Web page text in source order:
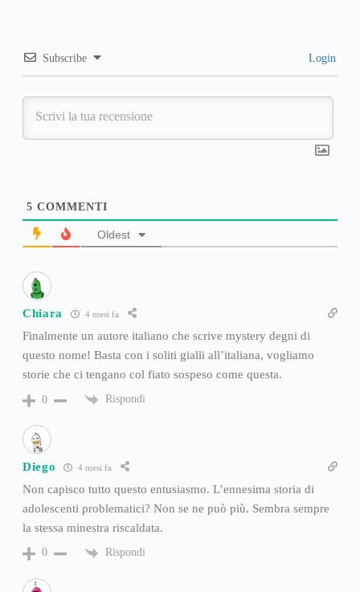
Subscribe Login
5 COMMENTI
Oldest
Chiara 4 mesi fa
Finalmente un autore italiano che scrive mystery degni di
questo nome! Basta con i soliti gialli all’italiana, vogliamo
storie che ci tengano col fiato sospeso come questa.
0 Rispondi
Diego 4 mesi fa
Non capisco tutto questo entusiasmo. L’ennesima storia di
adolescenti problematici? Non se ne può più. Sembra sempre
la stessa minestra riscaldata.
0 Rispondi